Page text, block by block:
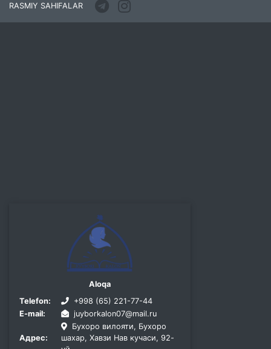
RASMIY SAHIFALAR
Aloqa
Telefon:
+998 (65) 221-77-44
E-mail:
juyborkalon07@mail.ru
Адрес:
Бухоро вилояти, Бухоро
шахар, Хавзи Нав кучаси, 92-